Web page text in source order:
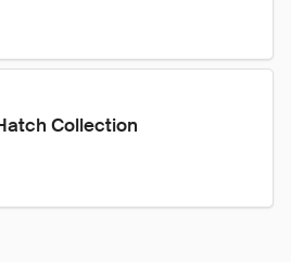
Collection